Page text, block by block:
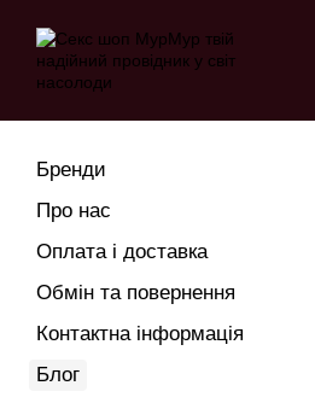
Бренди
Про нас
Оплата і доставка
Обмін та повернення
Контактна інформація
Блог